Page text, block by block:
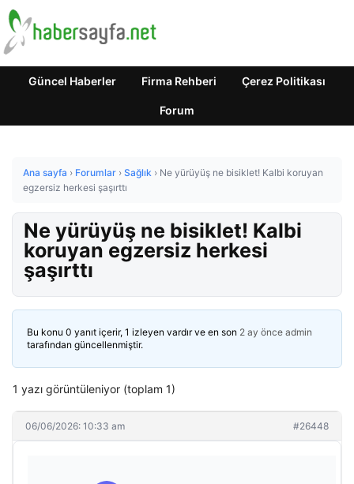
Güncel Haberler Firma Rehberi Çerez Politikası
Forum
Ana sayfa › Forumlar › Sağlık › Ne yürüyüş ne bisiklet! Kalbi koruyan
egzersiz herkesi şaşırttı
Ne yürüyüş ne bisiklet! Kalbi
koruyan egzersiz herkesi
şaşırttı
Bu konu 0 yanıt içerir, 1 izleyen vardır ve en son 2 ay önce admin
tarafından güncellenmiştir.
1 yazı görüntüleniyor (toplam 1)
06/06/2026: 10:33 am #26448